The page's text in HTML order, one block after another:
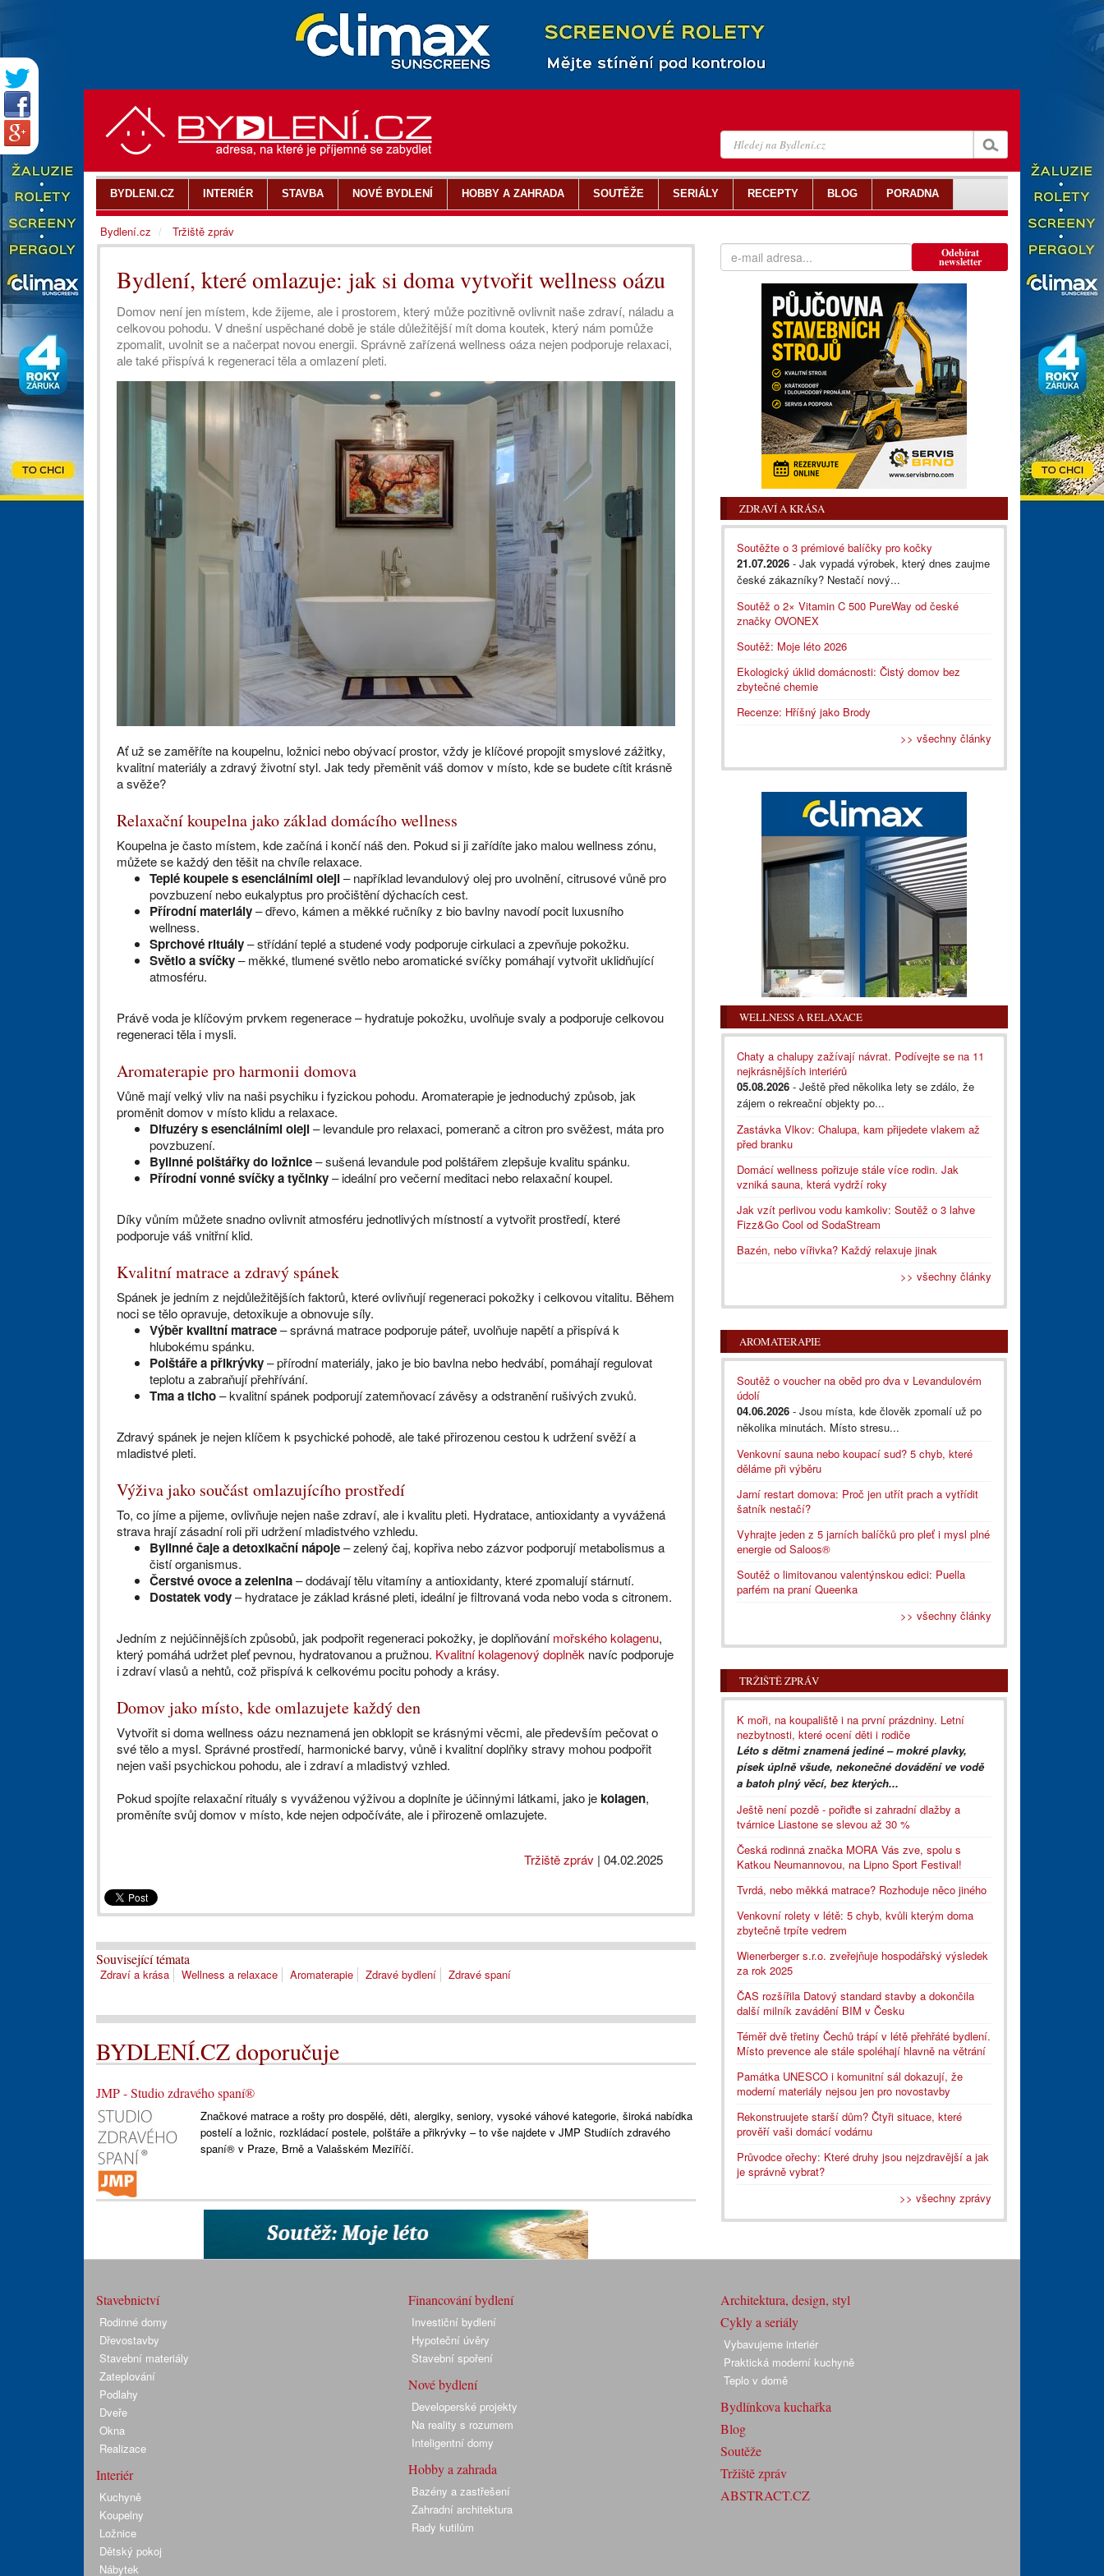
Bydlení, které omlazuje: jak si doma vytvořit wellness oázu
Domov není jen místem, kde žijeme, ale i prostorem, který může pozitivně ovlivnit naše zdraví, náladu a
celkovou pohodu. V dnešní uspěchané době je stále důležitější mít doma koutek, který nám pomůže
zpomalit, uvolnit se a načerpat novou energii. Správně zařízená wellness oáza nejen podporuje relaxaci,
ale také přispívá k regeneraci těla a omlazení pleti.
Ať už se zaměříte na koupelnu, ložnici nebo obývací prostor, vždy je klíčové propojit smyslové zážitky,
kvalitní materiály a zdravý životní styl. Jak tedy přeměnit váš domov v místo, kde se budete cítit krásně
a svěže?
Relaxační koupelna jako základ domácího wellness
Koupelna je často místem, kde začíná i končí náš den. Pokud si ji zařídíte jako malou wellness zónu,
můžete se každý den těšit na chvíle relaxace.
Teplé koupele s esenciálními oleji– například levandulový olej pro uvolnění, citrusové vůně pro
povzbuzení nebo eukalyptus pro pročištění dýchacích cest.
Přírodní materiály– dřevo, kámen a měkké ručníky z bio bavlny navodí pocit luxusního
wellness.
Sprchové rituály– střídání teplé a studené vody podporuje cirkulaci a zpevňuje pokožku.
Světlo a svíčky– měkké, tlumené světlo nebo aromatické svíčky pomáhají vytvořit uklidňující
atmosféru.
Právě voda je klíčovým prvkem regenerace – hydratuje pokožku, uvolňuje svaly a podporuje celkovou
regeneraci těla i mysli.
Aromaterapie pro harmonii domova
Vůně mají velký vliv na naši psychiku i fyzickou pohodu. Aromaterapie je jednoduchý způsob, jak
proměnit domov v místo klidu a relaxace.
Difuzéry s esenciálními oleji– levandule pro relaxaci, pomeranč a citron pro svěžest, máta pro
povzbuzení.
Bylinné polštářky do ložnice– sušená levandule pod polštářem zlepšuje kvalitu spánku.
Přírodní vonné svíčky a tyčinky– ideální pro večerní meditaci nebo relaxační koupel.
Díky vůním můžete snadno ovlivnit atmosféru jednotlivých místností a vytvořit prostředí, které
podporuje váš vnitřní klid.
Kvalitní matrace a zdravý spánek
Spánek je jedním z nejdůležitějších faktorů, které ovlivňují regeneraci pokožky i celkovou vitalitu. Během
noci se tělo opravuje, detoxikuje a obnovuje síly.
Výběr kvalitní matrace– správná matrace podporuje páteř, uvolňuje napětí a přispívá k
hlubokému spánku.
Polštáře a přikrývky– přírodní materiály, jako je bio bavlna nebo hedvábí, pomáhají regulovat
teplotu a zabraňují přehřívání.
Tma a ticho– kvalitní spánek podporují zatemňovací závěsy a odstranění rušivých zvuků.
Zdravý spánek je nejen klíčem k psychické pohodě, ale také přirozenou cestou k udržení svěží a
mladistvé pleti.
Výživa jako součást omlazujícího prostředí
To, co jíme a pijeme, ovlivňuje nejen naše zdraví, ale i kvalitu pleti. Hydratace, antioxidanty a vyvážená
strava hrají zásadní roli při udržení mladistvého vzhledu.
Bylinné čaje a detoxikační nápoje– zelený čaj, kopřiva nebo zázvor podporují metabolismus a
čistí organismus.
Čerstvé ovoce a zelenina– dodávají tělu vitamíny a antioxidanty, které zpomalují stárnutí.
Dostatek vody– hydratace je základ krásné pleti, ideální je filtrovaná voda nebo voda s citronem.
Jedním z nejúčinnějších způsobů, jak podpořit regeneraci pokožky, je doplňovánímořského kolagenu,
který pomáhá udržet pleť pevnou, hydratovanou a pružnou. Kvalitní kolagenový doplněk navíc podporuje
i zdraví vlasů a nehtů, což přispívá k celkovému pocitu pohody a krásy.
Domov jako místo, kde omlazujete každý den
Vytvořit si doma wellness oázu neznamená jen obklopit se krásnými věcmi, ale především pečovat o
své tělo a mysl. Správné prostředí, harmonické barvy, vůně i kvalitní doplňky stravy mohou podpořit
nejen vaši psychickou pohodu, ale i zdraví a mladistvý vzhled.
Pokud spojíte relaxační rituály s vyváženou výživou a doplníte je účinnými látkami, jako jekolagen,
proměníte svůj domov v místo, kde nejen odpočíváte, ale i přirozeně omlazujete.
Tržiště zpráv | 04.02.2025
Související témata
Zdraví a krása Wellness a relaxace Aromaterapie Zdravé bydlení Zdravé spaní
BYDLENÍ.CZ doporučuje
JMP - Studio zdravého spaní®
Značkové matrace a rošty pro dospělé, děti, alergiky, seniory, vysoké váhové kategorie, široká nabídka
postelí a ložnic, rozkládací postele, polštáře a přikrývky – to vše najdete v JMP Studiích zdravého
spaní® v Praze, Brně a Valašském Meziříčí.
Odebírat
newsletter
ZDRAVÍ A KRÁSA
Soutěžte o 3 prémiové balíčky pro kočky
21.07.2026 - Jak vypadá výrobek, který dnes zaujme
české zákazníky? Nestačí nový...
Soutěž o 2× Vitamin C 500 PureWay od české
značky OVONEX
Soutěž: Moje léto 2026
Ekologický úklid domácnosti: Čistý domov bez
zbytečné chemie
Recenze: Hříšný jako Brody
>> všechny články
WELLNESS A RELAXACE
Chaty a chalupy zažívají návrat. Podívejte se na 11
nejkrásnějších interiérů
05.08.2026 - Ještě před několika lety se zdálo, že
zájem o rekreační objekty po...
Zastávka Vlkov: Chalupa, kam přijedete vlakem až
před branku
Domácí wellness pořizuje stále více rodin. Jak
vzniká sauna, která vydrží roky
Jak vzít perlivou vodu kamkoliv: Soutěž o 3 lahve
Fizz&Go Cool od SodaStream
Bazén, nebo vířivka? Každý relaxuje jinak
>> všechny články
AROMATERAPIE
Soutěž o voucher na oběd pro dva v Levandulovém
údolí
04.06.2026 - Jsou místa, kde člověk zpomalí už po
několika minutách. Místo stresu...
Venkovní sauna nebo koupací sud? 5 chyb, které
děláme při výběru
Jarní restart domova: Proč jen utřít prach a vytřídit
šatník nestačí?
Vyhrajte jeden z 5 jarních balíčků pro pleť i mysl plné
energie od Saloos®
Soutěž o limitovanou valentýnskou edici: Puella
parfém na praní Queenka
>> všechny články
TRŽIŠTĚ ZPRÁV
K moři, na koupaliště i na první prázdniny. Letní
nezbytnosti, které ocení děti i rodiče
Léto s dětmi znamená jediné – mokré plavky,
písek úplně všude, nekonečné dovádění ve vodě
a batoh plný věcí, bez kterých...
Ještě není pozdě - pořiďte si zahradní dlažby a
tvárnice Liastone se slevou až 30 %
Česká rodinná značka MORA Vás zve, spolu s
Katkou Neumannovou, na Lipno Sport Festival!
Tvrdá, nebo měkká matrace? Rozhoduje něco jiného
Venkovní rolety v létě: 5 chyb, kvůli kterým doma
zbytečně trpíte vedrem
Wienerberger s.r.o. zveřejňuje hospodářský výsledek
za rok 2025
ČAS rozšířila Datový standard stavby a dokončila
další milník zavádění BIM v Česku
Téměř dvě třetiny Čechů trápí v létě přehřáté bydlení.
Místo prevence ale stále spoléhají hlavně na větrání
Památka UNESCO i komunitní sál dokazují, že
moderní materiály nejsou jen pro novostavby
Rekonstruujete starší dům? Čtyři situace, které
prověří vaši domácí vodárnu
Průvodce ořechy: Které druhy jsou nejzdravější a jak
je správně vybrat?
>> všechny zprávy
BYDLENI.CZ INTERIÉR STAVBA NOVÉ BYDLENÍ HOBBY A ZAHRADA SOUTĚŽE SERIÁLY RECEPTY BLOG PORADNA
Bydlení.cz Tržiště zpráv
Stavebnictví
Rodinné domy
Dřevostavby
Stavební materiály
Zateplování
Podlahy
Dveře
Okna
Realizace
Interiér
Kuchyně
Koupelny
Ložnice
Dětský pokoj
Nábytek
Financování bydlení
Investiční bydlení
Hypoteční úvěry
Stavební spoření
Nové bydlení
Developerské projekty
Na reality s rozumem
Inteligentní domy
Hobby a zahrada
Bazény a zastřešení
Zahradní architektura
Rady kutilům
Architektura, design, styl
Cykly a seriály
Vybavujeme interiér
Praktická moderní kuchyně
Teplo v domě
Bydlínkova kuchařka
Blog
Soutěže
Tržiště zpráv
ABSTRACT.CZ